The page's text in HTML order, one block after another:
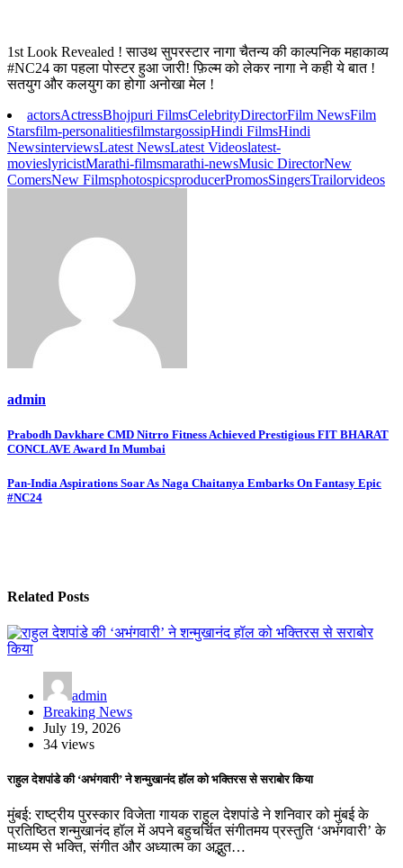
1st Look Revealed ! साउथ सुपरस्टार नागा चैतन्य की काल्पनिक महाकाव्य
#NC24 का पहला पोस्टर हुआ जारी! फ़िल्म को लेकर नागा ने कही ये बात !
सतयुग और कलयुग का होगा अनोखा मेल !
actorsActressBhojpuri FilmsCelebrityDirectorFilm NewsFilm
Starsfilm-personalitiesfilmstargossipHindi FilmsHindi
NewsinterviewsLatest NewsLatest Videoslatest-
movieslyricistMarathi-filmsmarathi-newsMusic DirectorNew
ComersNew FilmsphotospicsproducerPromosSingersTrailorvideos
admin
Post
navigation
Prabodh Davkhare CMD Nitrro Fitness Achieved Prestigious FIT BHARAT
CONCLAVE Award In Mumbai
Pan-India Aspirations Soar As Naga Chaitanya Embarks On Fantasy Epic
#NC24
Related Posts
admin
Breaking News
July 19, 2026
34 views
राहुल देशपांडे की ‘अभंगवारी’ ने शन्मुखानंद हॉल को भक्तिरस से सराबोर किया
मुंबई: राष्ट्रीय पुरस्कार विजेता गायक राहुल देशपांडे ने शनिवार को मुंबई के
प्रतिष्ठित शन्मुखानंद हॉल में अपने बहुचर्चित संगीतमय प्रस्तुति ‘अभंगवारी’ के
माध्यम से भक्ति, संगीत और अध्यात्म का अद्भुत…